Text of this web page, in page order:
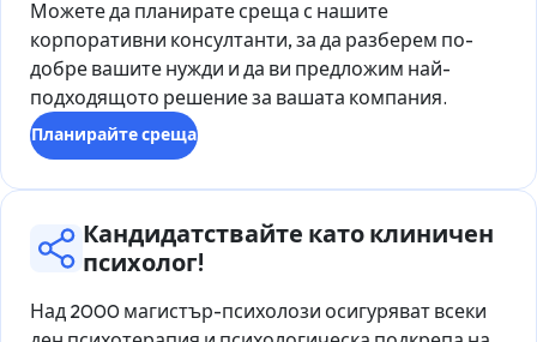
Можете да планирате среща с нашите
корпоративни консултанти, за да разберем по-
добре вашите нужди и да ви предложим най-
подходящото решение за вашата компания.
Планирайте среща
Кандидатствайте като клиничен
психолог!
Над 2000 магистър-психолози осигуряват всеки